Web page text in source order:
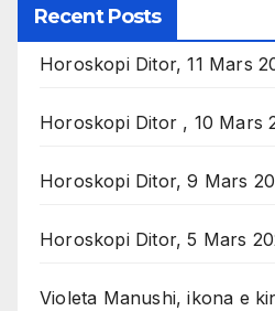
Recent Posts
Horoskopi Ditor, 11 Mars
Horoskopi Ditor , 10 Mars
Horoskopi Ditor, 9 Mars
Horoskopi Ditor, 5 Mars
Violeta Manushi, ikona e